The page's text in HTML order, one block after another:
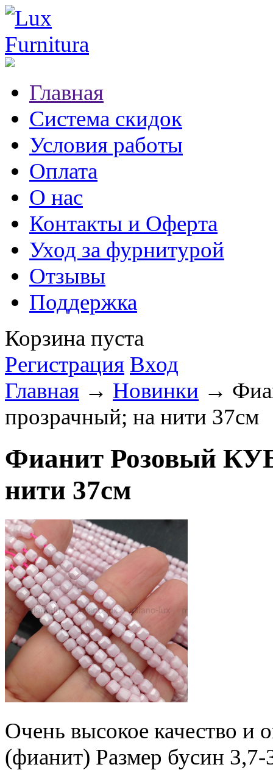
Главная
Система скидок
Условия работы
Оплата
О нас
Контакты и Оферта
Уход за фурнитурой
Отзывы
Поддержка
Корзина пуста
Регистрация Вход
Главная → Новинки →
прозрачный; на нити 37см
Фианит Розовый
нити 37см
Очень высокое качество и
(фианит) Размер бусин